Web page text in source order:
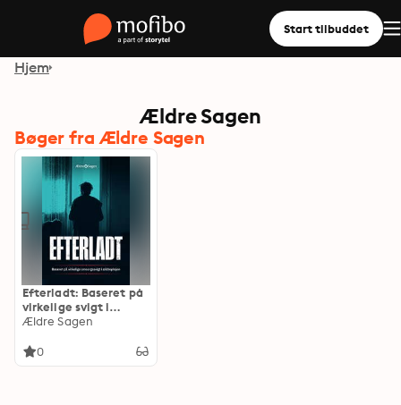
Start tilbuddet
Hjem
Ældre Sagen
Bøger fra Ældre Sagen
Efterladt: Baseret på
virkelige svigt i
ældreplejen
Ældre Sagen
0